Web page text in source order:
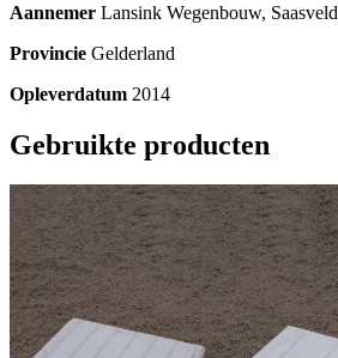
Aannemer Lansink Wegenbouw, Saasveld
Provincie Gelderland
Opleverdatum 2014
Gebruikte producten